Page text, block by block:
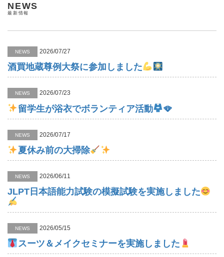
NEWS
最新情報
NEWS 2026/07/27
酒買地蔵尊例大祭に参加しました
NEWS 2026/07/23
留学生が浴衣でボランティア活動 🪭
NEWS 2026/07/17
夏休み前の大掃除
NEWS 2026/06/11
JLPT日本語能力試験の模擬試験を実施しました
NEWS 2026/05/15
スーツ＆メイクセミナーを実施しました